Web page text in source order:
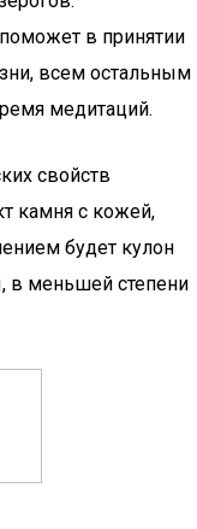
в принятии
всем остальным
медитаций.
свойств
камня с кожей,
будет кулон
в меньшей степени